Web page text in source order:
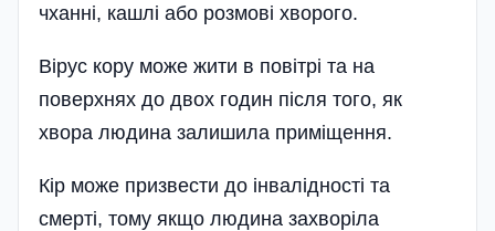
чханні, кашлі або розмові хворого.
Вірус кору може жити в повітрі та на
поверхнях до двох годин після того, як
хвора людина залишила приміщення.
Кір може призвести до інвалідності та
смерті, тому якщо людина захворіла